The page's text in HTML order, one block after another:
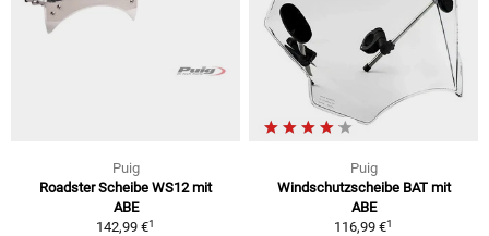
Puig
Roadster Scheibe WS12 mit
ABE
142,99 €1
Puig
Windschutzscheibe BAT mit
ABE
116,99 €1